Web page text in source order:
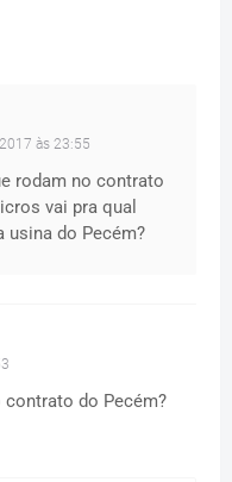
às 23:55
rodam no contrato
vai pra qual
usina do Pecém?
do Pecém?